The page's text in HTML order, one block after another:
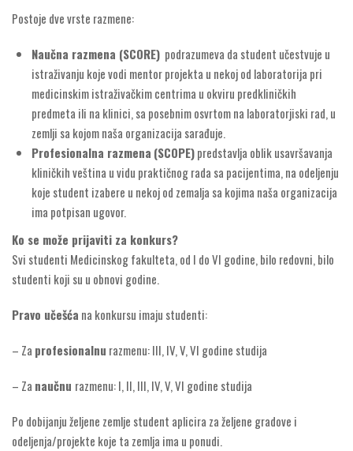
Postoje dve vrste razmene:
Naučna razmena (SCORE) podrazumeva da student učestvuje u
istraživanju koje vodi mentor projekta u nekoj od laboratorija pri
medicinskim istraživačkim centrima u okviru predkliničkih
predmeta ili na klinici, sa posebnim osvrtom na laboratorjiski rad, u
zemlji sa kojom naša organizacija sarađuje.
Profesionalna razmena (SCOPE)predstavlja oblik usavršavanja
kliničkih veština u vidu praktičnog rada sa pacijentima, na odeljenju
koje student izabere u nekoj od zemalja sa kojima naša organizacija
ima potpisan ugovor.
Ko se može prijaviti za konkurs?
Svi studenti Medicinskog fakulteta, od I do VI godine, bilo redovni, bilo
studenti koji su u obnovi godine.
Pravo učešća na konkursu imaju studenti:
– Za profesionalnu razmenu: III, IV, V, VI godine studija
– Za naučnu razmenu: I, II, III, IV, V, VI godine studija
Po dobijanju željene zemlje student aplicira za željene gradove i
odeljenja/projekte koje ta zemlja ima u ponudi.